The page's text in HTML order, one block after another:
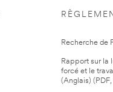
Recherche de
Rapport sur la
forcé et le
(Anglais) (PDF,